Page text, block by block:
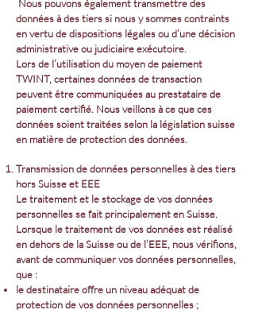
Nous pouvons également transmettre des
données à des tiers si nous y sommes contraints
en vertu de dispositions légales ou d’une décision
administrative ou judiciaire exécutoire.
Lors de l’utilisation du moyen de paiement
TWINT, certaines données de transaction
peuvent être communiquées au prestataire de
paiement certifié. Nous veillons à ce que ces
données soient traitées selon la législation suisse
en matière de protection des données.
Transmission de données personnelles à des tiers
hors Suisse et EEE
Le traitement et le stockage de vos données
personnelles se fait principalement en Suisse.
Lorsque le traitement de vos données est réalisé
en dehors de la Suisse ou de l’EEE, nous vérifions,
avant de communiquer vos données personnelles,
que :
le destinataire offre un niveau adéquat de
protection de vos données personnelles ;